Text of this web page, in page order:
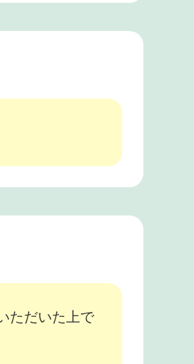
ただいた上で